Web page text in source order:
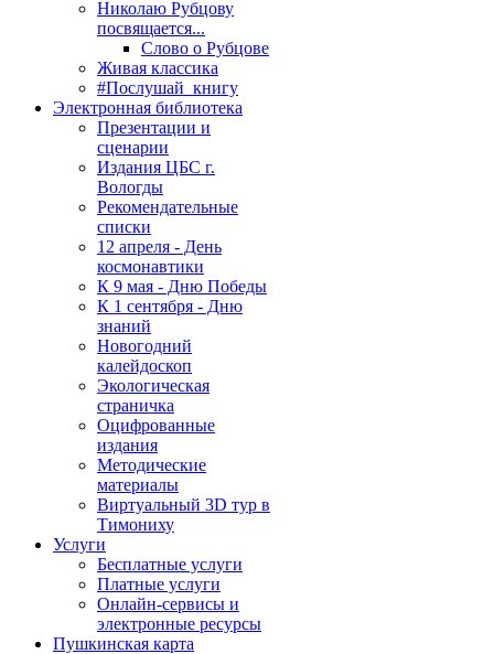
Николаю Рубцову
посвящается...
Слово о Рубцове
Живая классика
#Послушай_книгу
Электронная библиотека
Презентации и
сценарии
Издания ЦБС г.
Вологды
Рекомендательные
списки
12 апреля - День
космонавтики
К 9 мая - Дню Победы
К 1 сентября - Дню
знаний
Новогодний
калейдоскоп
Экологическая
страничка
Оцифрованные
издания
Методические
материалы
Виртуальный 3D тур в
Тимониху
Услуги
Бесплатные услуги
Платные услуги
Онлайн-сервисы и
электронные ресурсы
Пушкинская карта